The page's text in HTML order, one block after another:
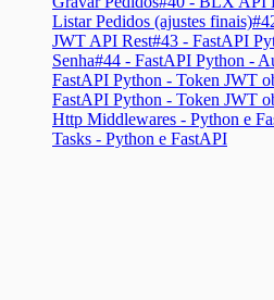
Listar Pedidos (ajustes finais)
JWT API Rest#43 - FastAPI
Senha#44 - FastAPI Python -
FastAPI Python - Token JWT
FastAPI Python - Token JWT
Http Middlewares - Python e
Tasks - Python e FastAPI